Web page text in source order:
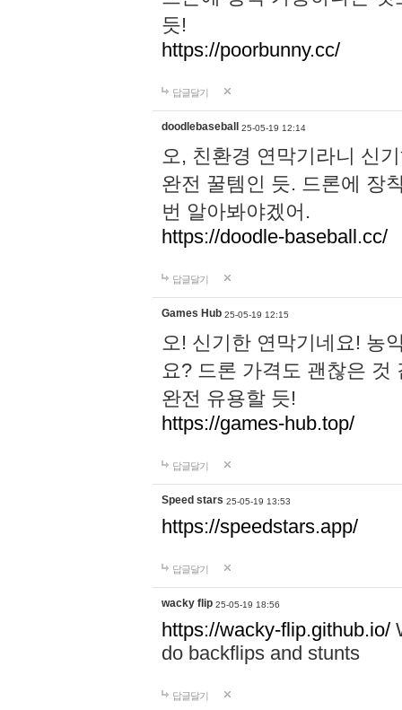
듯!
https://poorbunny.cc/
답글달기
doodlebaseball 25-05-19 12:14
오, 친환경 연막기라니 신
완전 꿀템인 듯. 드론에 장
번 알아봐야겠어.
https://doodle-baseball.cc/
답글달기
Games Hub 25-05-19 12:15
오! 신기한 연막기네요! 농
요? 드론 가격도 괜찮은 것
완전 유용할 듯!
https://games-hub.top/
답글달기
Speed stars 25-05-19 13:53
https://speedstars.app/
답글달기
wacky flip 25-05-19 18:56
https://wacky-flip.github.io/
do backflips and stunts
답글달기